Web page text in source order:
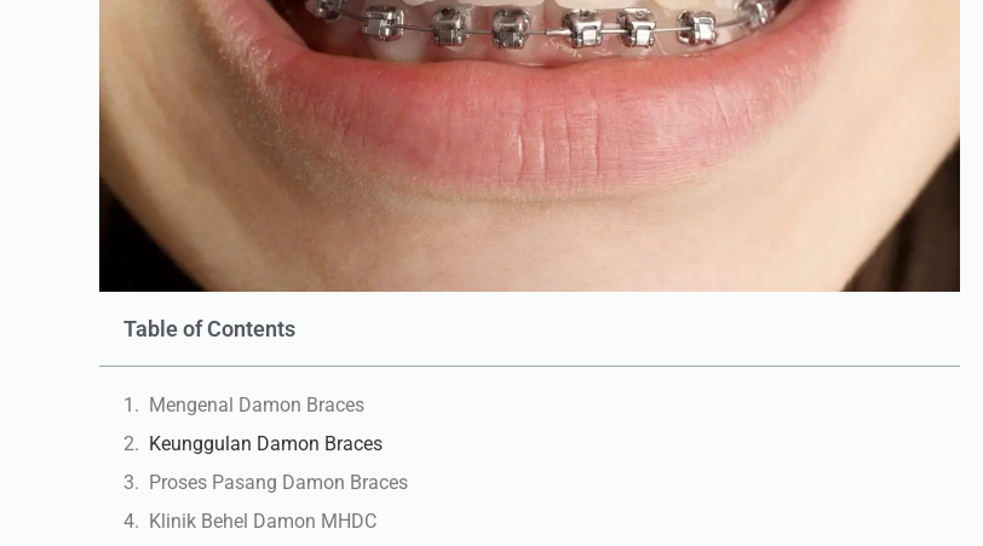
Table of Contents
Mengenal Damon Braces
Keunggulan Damon Braces
Proses Pasang Damon Braces
Klinik Behel Damon MHDC